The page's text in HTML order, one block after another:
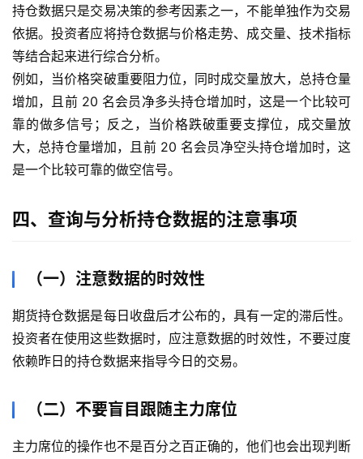
黄
金
期
货
持仓数据只是交易决策的参考因素之一，不能单独作为交易
依据。投资者应将持仓数据与价格走势、成交量、技术指标
等结合起来进行综合分析。
例如，当价格突破重要阻力位，同时成交量放大，总持仓量
增加，且前 20 名会员净多头持仓增加时，这是一个比较可
靠的做多信号；反之，当价格跌破重要支撑位，成交量放
大，总持仓量增加，且前 20 名会员净空头持仓增加时，这
是一个比较可靠的做空信号。
四、查询与分析持仓数据的注意事项
（一）注意数据的时效性
期货持仓数据是每日收盘后才公布的，具有一定的滞后性。
投资者在使用这些数据时，应注意数据的时效性，不要过度
依赖昨日的持仓数据来指导今日的交易。
（二）不要盲目跟随主力席位
主力席位的操作也不是百分之百正确的，他们也会出现判断